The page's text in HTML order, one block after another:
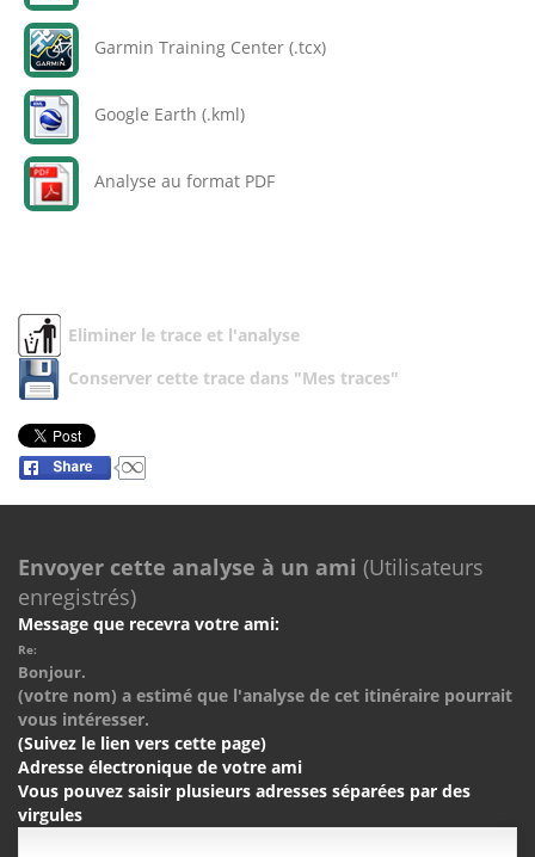
Garmin Training Center (.tcx)
Google Earth (.kml)
Analyse au format PDF
Eliminer le trace et l'analyse
Conserver cette trace dans "Mes traces"
Envoyer cette analyse à un ami (Utilisateurs
enregistrés)
Message que recevra votre ami:
Re:
Bonjour.
(votre nom) a estimé que l'analyse de cet itinéraire pourrait
vous intéresser.
(Suivez le lien vers cette page)
Adresse électronique de votre ami
Vous pouvez saisir plusieurs adresses séparées par des
virgules